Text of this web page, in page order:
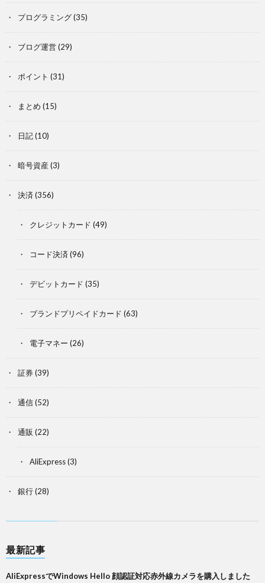
プログラミング(35)
ブログ運営(29)
ポイント (31)
まとめ (15)
日記(10)
暗号資産 (3)
決済 (356)
クレジットカード (49)
コード決済 (96)
デビットカード (35)
ブランドプリペイドカード (63)
電子マネー (26)
証券(39)
通信(52)
通販 (22)
AliExpress(3)
銀行(28)
最新記事
AliExpressでWindows Hello 顔認証対応赤外線カメラを購入しました